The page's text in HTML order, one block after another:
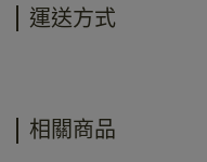
運送方式
相關商品